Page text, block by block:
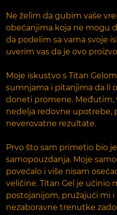
Ne želim da gubim vaše
obećanjima koja ne mogu
da podelim sa vama svoje
uverim vas da je ovo
Moje iskustvo s Titan
sumnjama i pitanjima da li
doneti promene. Međutim,
nedelja redovne upotrebe,
neverovatne rezultate.
Prvo što sam primetio bio
samopouzdanja. Moje
povećalo i više nisam
veličine. Titan Gel je učinio
postojanijom, pružajući mi
nezaboravne trenutke